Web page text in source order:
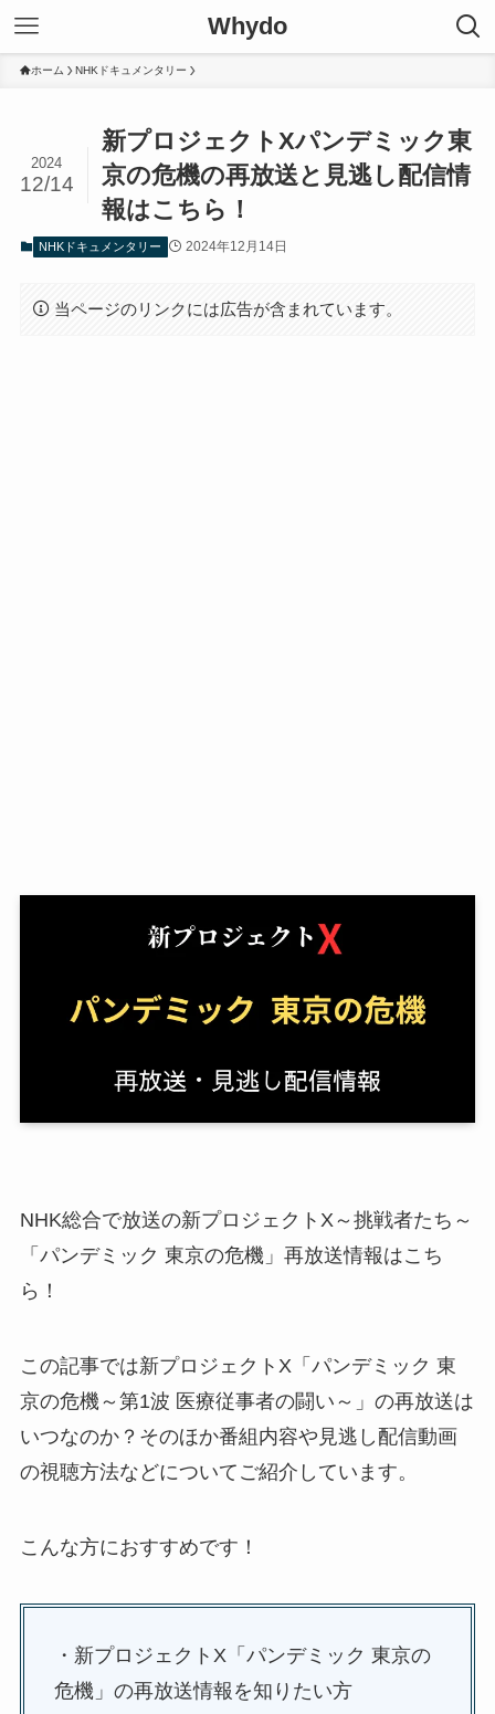
Whydo
ホーム NHKドキュメンタリー
新プロジェクトXパンデミック東
京の危機の再放送と見逃し配信情
報はこちら！
2024
12/14
NHKドキュメンタリー 2024年12月14日
当ページのリンクには広告が含まれています。
NHK総合で放送の新プロジェクトX～挑戦者たち～
「パンデミック 東京の危機」再放送情報はこち
ら！
この記事では新プロジェクトX「パンデミック 東
京の危機～第1波 医療従事者の闘い～」の再放送は
いつなのか？そのほか番組内容や見逃し配信動画
の視聴方法などについてご紹介しています。
こんな方におすすめです！
・新プロジェクトX「パンデミック 東京の
危機」の再放送情報を知りたい方